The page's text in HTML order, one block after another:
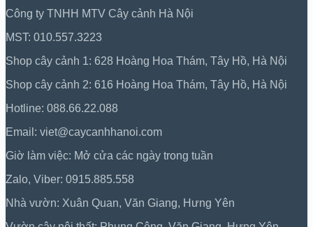
Công ty TNHH MTV Cây cảnh Hà Nội
MST: 010.557.3223
Shop cây cảnh 1: 628 Hoàng Hoa Thám, Tây Hồ, Hà Nội
Shop cây cảnh 2: 616 Hoàng Hoa Thám, Tây Hồ, Hà Nội
Hotline: 088.66.22.088
Email: viet@caycanhhanoi.com
Giờ làm việc: Mở cửa các ngày trong tuần
Zalo, Viber: 0915.885.558
Nhà vườn: Xuân Quan, Văn Giang, Hưng Yên